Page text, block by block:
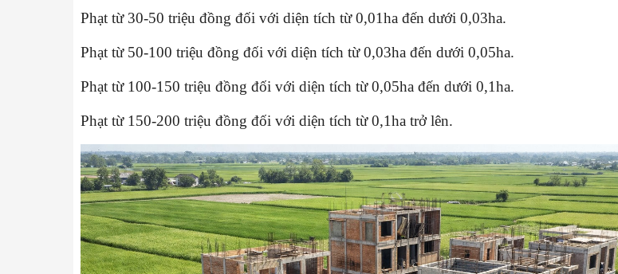
Phạt từ 30-50 triệu đồng đối với diện tích từ 0,01ha đến dưới 0,03ha.
Phạt từ 50-100 triệu đồng đối với diện tích từ 0,03ha đến dưới 0,05ha.
Phạt từ 100-150 triệu đồng đối với diện tích từ 0,05ha đến dưới 0,1ha.
Phạt từ 150-200 triệu đồng đối với diện tích từ 0,1ha trở lên.
Đăng ký tư vấn trực tiếp 24/7: